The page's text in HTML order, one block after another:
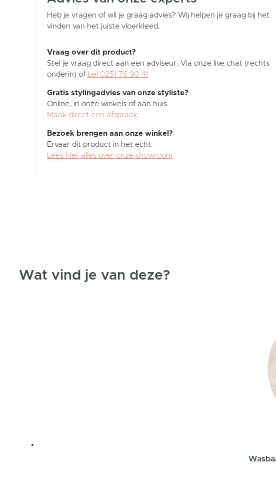
Heb je vragen of wil je graag advies? Wij helpen je graag bij het
vinden van het juiste vloerkleed.
Vraag over dit product?
Stel je vraag direct aan een adviseur. Via onze live chat (rechts
onderin) of bel 0251 76 90 41
Gratis stylingadvies van onze styliste?
Online, in onze winkels of aan huis.
Maak direct een afspraak
Bezoek brengen aan onze winkel?
Ervaar dit product in het echt.
Lees hier alles over onze showroom
Wat vind je van deze?